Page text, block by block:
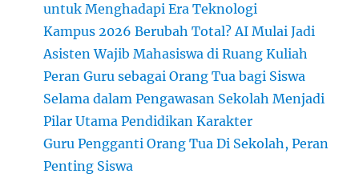
untuk Menghadapi Era Teknologi
Kampus 2026 Berubah Total? AI Mulai Jadi
Asisten Wajib Mahasiswa di Ruang Kuliah
Peran Guru sebagai Orang Tua bagi Siswa
Selama dalam Pengawasan Sekolah Menjadi
Pilar Utama Pendidikan Karakter
Guru Pengganti Orang Tua Di Sekolah, Peran
Penting Siswa